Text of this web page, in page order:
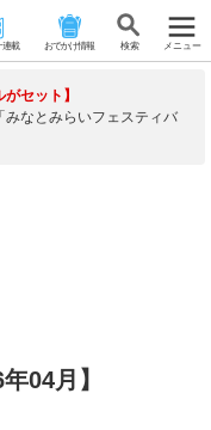
連載 おでかけ情報 検 索 メニュー
セット】
なとみらいフェスティバ
04月】